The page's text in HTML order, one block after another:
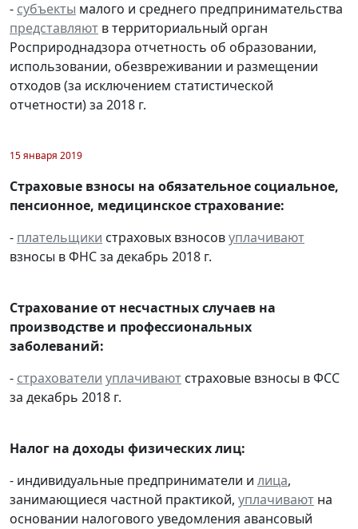
- субъекты малого и среднего предпринимательства
представляют в территориальный орган
Росприроднадзора отчетность об образовании,
использовании, обезвреживании и размещении
отходов (за исключением статистической
отчетности) за 2018 г.
15 января 2019
Страховые взносы на обязательное социальное,
пенсионное, медицинское страхование:
- плательщики страховых взносовуплачивают
взносы в ФНС за декабрь 2018 г.
Страхование от несчастных случаев на
производстве и профессиональных
заболеваний:
- страхователи уплачивают страховые взносы в ФСС
за декабрь 2018 г.
Налог на доходы физических лиц:
- индивидуальные предприниматели и лица,
занимающиеся частной практикой, уплачивают на
основании налогового уведомления авансовый